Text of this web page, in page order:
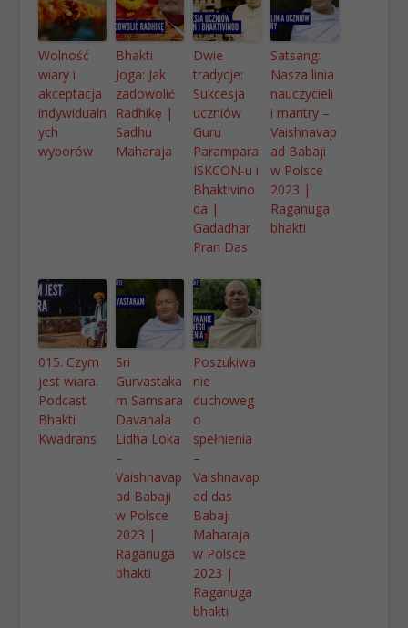
Wolność
wiary i
akceptacja
indywidualn
ych
wyborów
Bhakti
Joga: Jak
zadowolić
Radhikę |
Sadhu
Maharaja
Dwie
tradycje:
Sukcesja
uczniów
Guru
Parampara
ISKCON-u i
Bhaktivino
da |
Gadadhar
Pran Das
Satsang:
Nasza linia
nauczycieli
i mantry –
Vaishnavap
ad Babaji
w Polsce
2023 |
Raganuga
bhakti
015. Czym
jest wiara.
Podcast
Bhakti
Kwadrans
Sri
Gurvastaka
m Samsara
Davanala
Lidha Loka
–
Vaishnavap
ad Babaji
w Polsce
2023 |
Raganuga
bhakti
Poszukiwa
nie
duchoweg
o
spełnienia
–
Vaishnavap
ad das
Babaji
Maharaja
w Polsce
2023 |
Raganuga
bhakti